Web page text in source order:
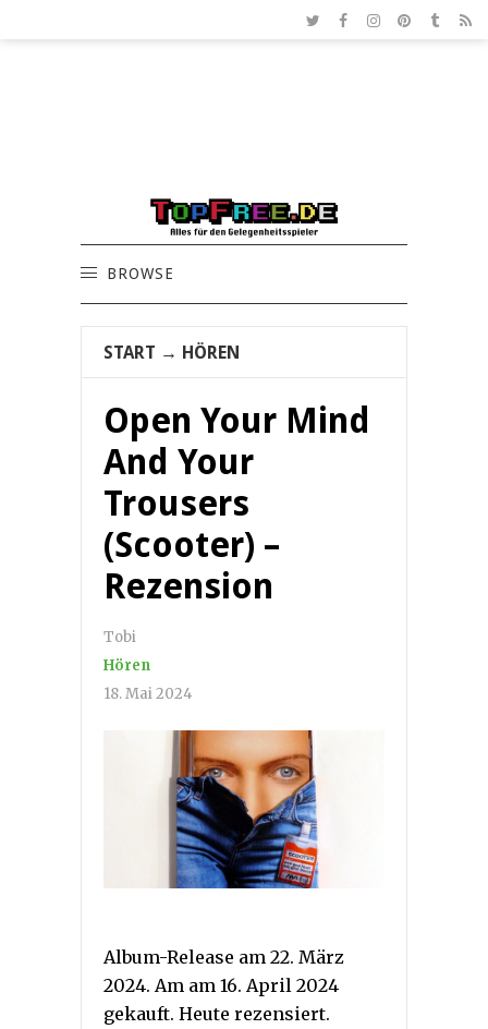
BROWSE
START → HÖREN
Open Your Mind
And Your
Trousers
(Scooter) –
Rezension
Tobi
Hören
18. Mai 2024
Album-Release am 22. März
2024. Am am 16. April 2024
gekauft. Heute rezensiert.